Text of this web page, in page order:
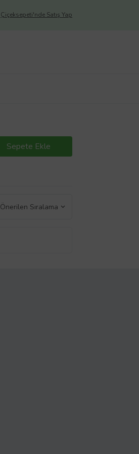
Çiçeksepeti'nde Satış Yap
Sepete Ekle
Önerilen Sıralama